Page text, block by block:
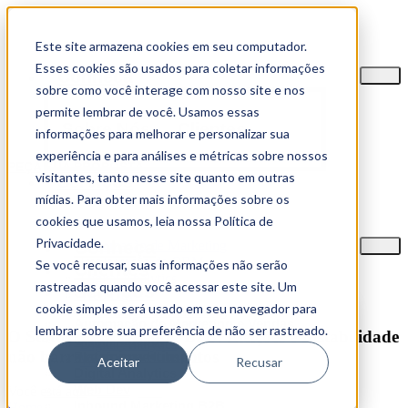
Este site armazena cookies em seu computador.
Esses cookies são usados para coletar informações
sobre como você interage com nosso site e nos
permite lembrar de você. Usamos essas
informações para melhorar e personalizar sua
experiência e para análises e métricas sobre nossos
visitantes, tanto nesse site quanto em outras
mídias. Para obter mais informações sobre os
cookies que usamos, leia nossa Política de
Privacidade.
Se você recusar, suas informações não serão
rastreadas quando você acessar este site. Um
cookie simples será usado em seu navegador para
lembrar sobre sua preferência de não ser rastreado.
Aceitar Recusar
Conheça
Sobre Nós Clientes
Serviços
Tech Stack
Automação de Marketing
Implantação de CRM
Web Dev
Automação de Marketing
Implantação de CRM
Digital Analytics
Web Dev
PEÇA SUA PROPOSTA
Conheça
Clientes
Serviços
Automação de Marketing e Vendas
CRM Hubspot
Plataforma Hubspot
O Status do Marketing B2B: Eleições e Instabilidade
não barraram investimentos